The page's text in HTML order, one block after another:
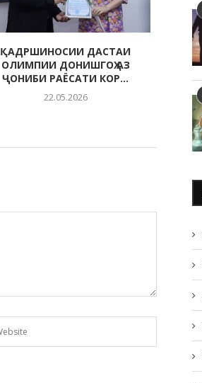
ҚАДРШИНОСИИ ДАСТАИ
ОЛИМПИИ ДОНИШГОҲ АЗ
ҶОНИБИ РАЁСАТИ КОР...
22.05.2026